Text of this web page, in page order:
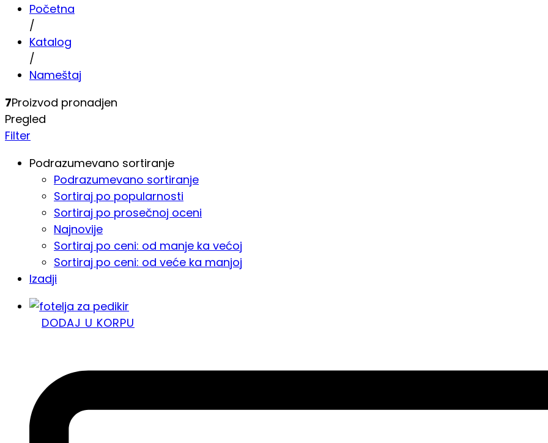
Početna
/
Katalog
/
Nameštaj
7Proizvod pronadjen
Pregled
Filter
Podrazumevano sortiranje
Podrazumevano sortiranje
Sortiraj po popularnosti
Sortiraj po prosečnoj oceni
Najnovije
Sortiraj po ceni: od manje ka većoj
Sortiraj po ceni: od veće ka manjoj
Izadji
DODAJ U KORPU